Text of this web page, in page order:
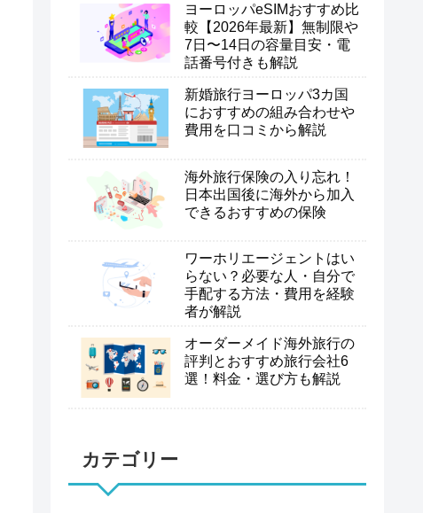
ヨーロッパeSIMおすすめ比
較【2026年最新】無制限や
7日〜14日の容量目安・電
話番号付きも解説
新婚旅行ヨーロッパ3カ国
におすすめの組み合わせや
費用を口コミから解説
海外旅行保険の入り忘れ！
日本出国後に海外から加入
できるおすすめの保険
ワーホリエージェントはい
らない？必要な人・自分で
手配する方法・費用を経験
者が解説
オーダーメイド海外旅行の
評判とおすすめ旅行会社6
選！料金・選び方も解説
カテゴリー